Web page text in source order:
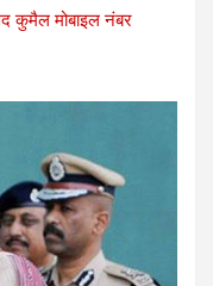
कुमैल मोबाइल नंबर